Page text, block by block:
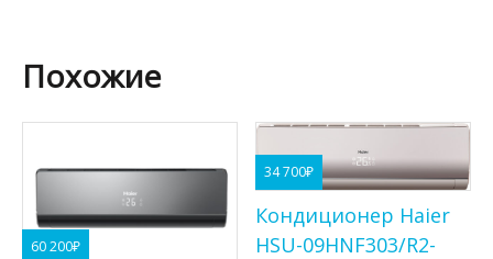
Похожие
60 200₽
34 700₽
Кондиционер Haier
HSU-09HNF303/R2-